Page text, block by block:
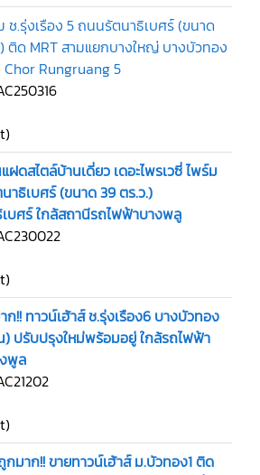
ช.รุ่งเรือง 5 ถนนรัตนาธิเบศร์ (ขนาด
ติด MRT สามแยกบางใหญ่ บางบัวทอง
Rungruang 5
ฝดสไตล์บ้านเดี่ยว เดอะไพรเวซี่ ไพร์ม
าธิเบศร์ (ขนาด 39 ตร.ว.)
บศร์ ใกล้สถานีรถไฟฟ้าบางพลู
ก!! ทาวน์เฮ้าส์ ช.รุ่งเรือง6 บางบัวทอง
ปรับปรุงใหม่พร้อมอยู่ ใกล้รถไฟฟ้า
พูล
กมาก!! ขายทาวน์เฮ้าส์ ม.บัวทอง1 ติด